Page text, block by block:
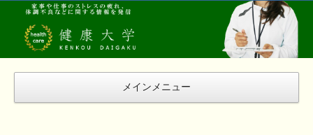
健
康
大
メインメニュー